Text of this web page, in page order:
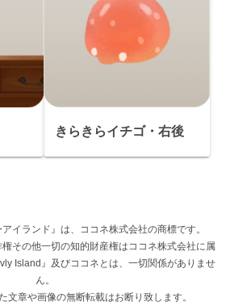
きらきらイチゴ・右後
イランド』は、ココネ株式会社の商標です。
権その他一切の知的財産権はココネ株式会社に属
Island』及びココネとは、一切関係がありませ
ん。
章や画像の無断転載はお断り致します。